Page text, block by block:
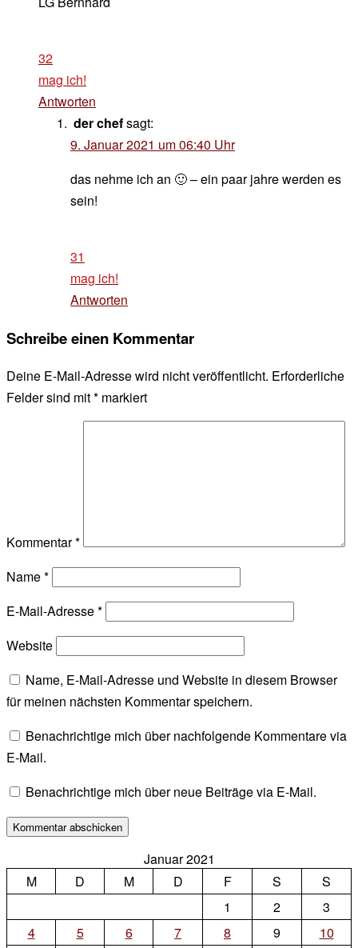
32
mag ich!
Antworten
der chefsagt:
9. Januar 2021 um 06:40 Uhr
das nehme ich an 🙂 – ein paar jahre werden es
sein!
31
mag ich!
Antworten
Schreibe einen Kommentar
Deine E-Mail-Adresse wird nicht veröffentlicht. Erforderliche
Felder sind mit* markiert
Kommentar*
Name*
E-Mail-Adresse*
Website
Name, E-Mail-Adresse und Website in diesem Browser
für meinen nächsten Kommentar speichern.
Benachrichtige mich über nachfolgende Kommentare via
E-Mail.
Benachrichtige mich über neue Beiträge via E-Mail.
Januar 2021
M
D M D F S
S
1
2
3
4
5 6 7 8 9
10